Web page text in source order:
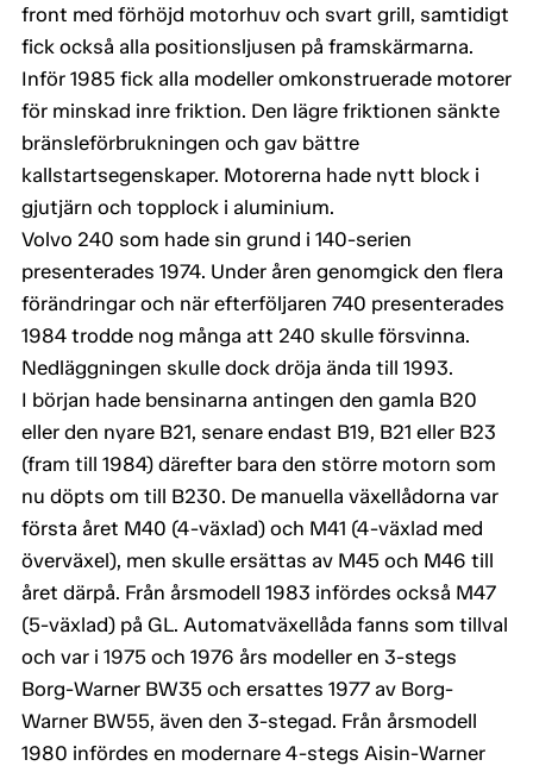
front med förhöjd motorhuv och svart grill, samtidigt
fick också alla positionsljusen på framskärmarna.
Inför 1985 fick alla modeller omkonstruerade motorer
för minskad inre friktion. Den lägre friktionen sänkte
bränsleförbrukningen och gav bättre
kallstartsegenskaper. Motorerna hade nytt block i
gjutjärn och topplock i aluminium.
Volvo 240 som hade sin grund i 140-serien
presenterades 1974. Under åren genomgick den flera
förändringar och när efterföljaren 740 presenterades
1984 trodde nog många att 240 skulle försvinna.
Nedläggningen skulle dock dröja ända till 1993.
I början hade bensinarna antingen den gamla B20
eller den nyare B21, senare endast B19, B21 eller B23
(fram till 1984) därefter bara den större motorn som
nu döpts om till B230. De manuella växellådorna var
första året M40 (4-växlad) och M41 (4-växlad med
överväxel), men skulle ersättas av M45 och M46 till
året därpå. Från årsmodell 1983 infördes också M47
(5-växlad) på GL. Automatväxellåda fanns som tillval
och var i 1975 och 1976 års modeller en 3-stegs
Borg-Warner BW35 och ersattes 1977 av Borg-
Warner BW55, även den 3-stegad. Från årsmodell
1980 infördes en modernare 4-stegs Aisin-Warner